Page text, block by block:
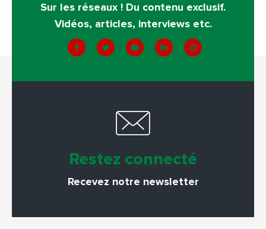
Sur les réseaux ! Du contenu exclusif.
Vidéos, articles, interviews etc.
Restez connecté
Recevez notre newsletter